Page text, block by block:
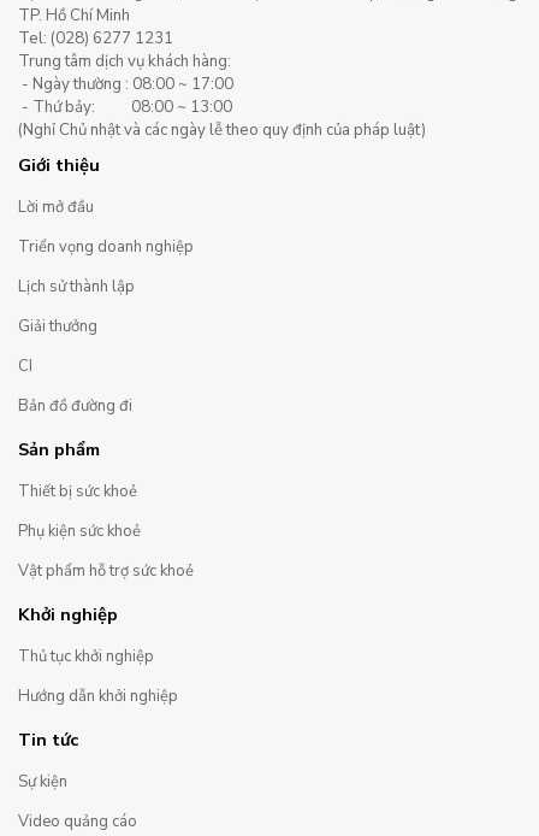
TP. Hồ Chí Minh
Tel: (028) 6277 1231
Trung tâm dịch vụ khách hàng:
- Ngày thường : 08:00 ~ 17:00
- Thứ bảy: 08:00 ~ 13:00
(Nghỉ Chủ nhật và các ngày lễ theo quy định của pháp luật)
Giới thiệu
Lời mở đầu
Triển vọng doanh nghiệp
Lịch sử thành lập
Giải thưởng
CI
Bản đồ đường đi
Sản phẩm
Thiết bị sức khoẻ
Phụ kiện sức khoẻ
Vật phẩm hỗ trợ sức khoẻ
Khởi nghiệp
Thủ tục khởi nghiệp
Hướng dẫn khởi nghiệp
Tin tức
Sự kiện
Video quảng cáo